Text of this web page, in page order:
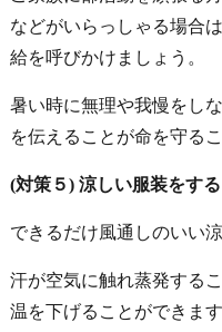
などがいらっしゃる場合
給を呼びかけましょう。
暑い時に無理や我慢をし
を伝えることが命を守る
(対策５) 涼しい服装をする
できるだけ風通しのいい
汗が空気に触れ蒸発する
温を下げることができます